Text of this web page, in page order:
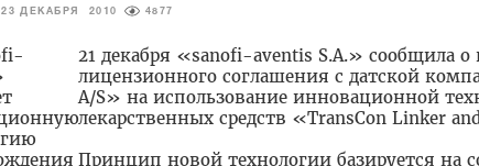
23 ДЕКАБРЯ 2010 4877
21 декабря «sanofi-aventis S.A.» сообщила
лицензионного соглашения с датской
A/S» на использование инновационной
лекарственных средств «TransCon Linker
Принцип новой технологии базируется на